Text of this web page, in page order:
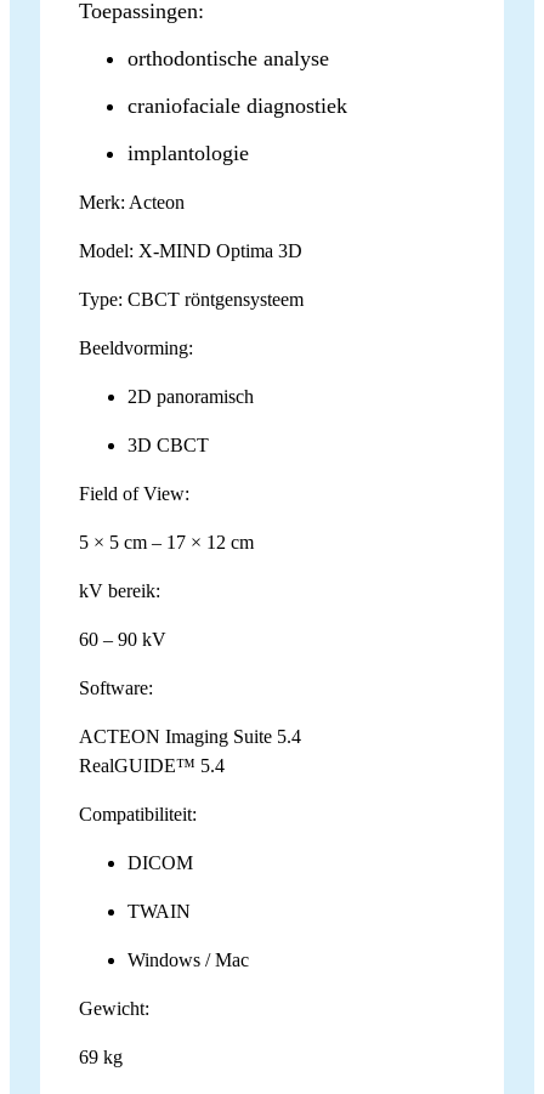
Toepassingen:
orthodontische analyse
craniofaciale diagnostiek
implantologie
Merk: Acteon
Model: X-MIND Optima 3D
Type: CBCT röntgensysteem
Beeldvorming:
2D panoramisch
3D CBCT
Field of View:
5 × 5 cm – 17 × 12 cm
kV bereik:
60 – 90 kV
Software:
ACTEON Imaging Suite 5.4
RealGUIDE™ 5.4
Compatibiliteit:
DICOM
TWAIN
Windows / Mac
Gewicht:
69 kg